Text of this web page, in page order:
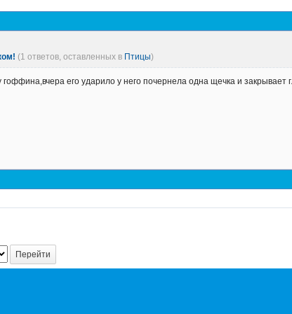
(1 ответов, оставленных в Птицы)
гоффина,вчера его ударило у него почернела одна щечка и